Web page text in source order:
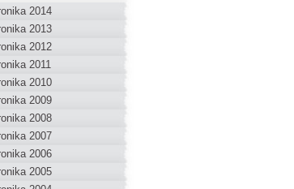
2014
2013
2012
2011
2010
2009
2008
2007
2006
2005